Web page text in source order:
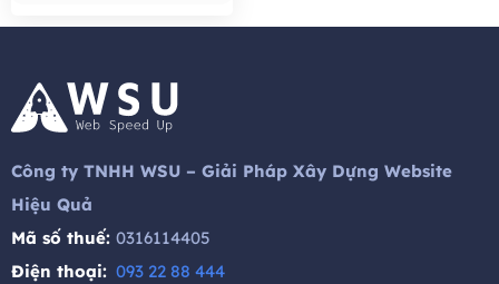
trái cây, ..
Công ty TNHH WSU – Giải Pháp Xây Dựng Website
Hiệu Quả
Mã số thuế: 0316114405
Điện thoại: 093 22 88 444